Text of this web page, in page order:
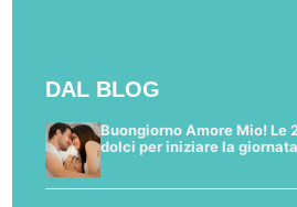
DAL BLOG
Buongiorno Amore Mio! Le
dolci per iniziare la